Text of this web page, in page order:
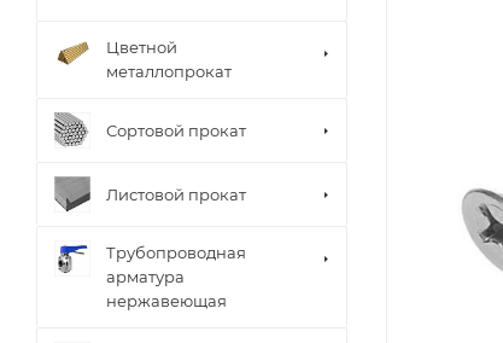
Цветной
металлопрокат
Сортовой прокат
Листовой прокат
Трубопроводная
арматура
нержавеющая